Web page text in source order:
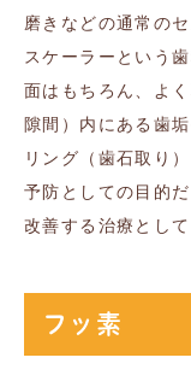
磨きなどの通常の
スケーラーという
面はもちろん、よ
隙間）内にある歯
リング（歯石取り）
予防としての目的
改善する治療として
フッ素